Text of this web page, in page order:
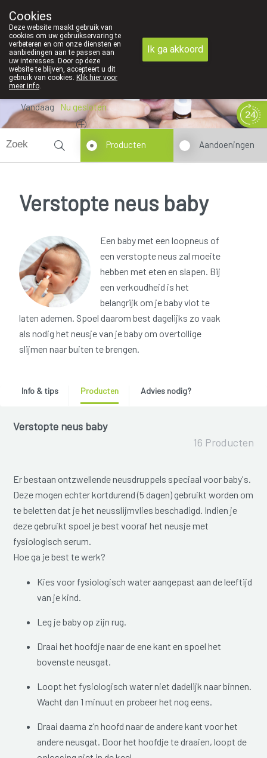
Vandaag Nu gesloten
Producten Aandoeningen
Verstopte neus baby
Een baby met een loopneus of
een verstopte neus zal moeite
hebben met eten en slapen. Bij
een verkoudheid is het
belangrijk om je baby vlot te
laten ademen. Spoel daarom best dagelijks zo vaak
als nodig het neusje van je baby om overtollige
slijmen naar buiten te brengen.
Info & tips Producten Advies nodig?
Verstopte neus baby
16 Producten
Er bestaan ontzwellende neusdruppels speciaal voor baby's.
Deze mogen echter kortdurend (5 dagen) gebruikt worden om
te beletten dat je het neusslijmvlies beschadigd. Indien je
deze gebruikt spoel je best vooraf het neusje met
fysiologisch serum.
Hoe ga je best te werk?
Kies voor fysiologisch water aangepast aan de leeftijd
van je kind.
Leg je baby op zijn rug.
Draai het hoofdje naar de ene kant en spoel het
bovenste neusgat.
Loopt het fysiologisch water niet dadelijk naar binnen.
Wacht dan 1 minuut en probeer het nog eens.
Draai daarna z’n hoofd naar de andere kant voor het
andere neusgat. Door het hoofdje te draaien, loopt de
Cookies
Deze website maakt gebruik van
cookies om uw gebruikservaring te
verbeteren en om onze diensten en
aanbiedingen aan te passen aan
uw interesses. Door op deze
website te blijven, accepteert u dit
gebruik van cookies. Klik hier voor
meer info.
Ik ga akkoord